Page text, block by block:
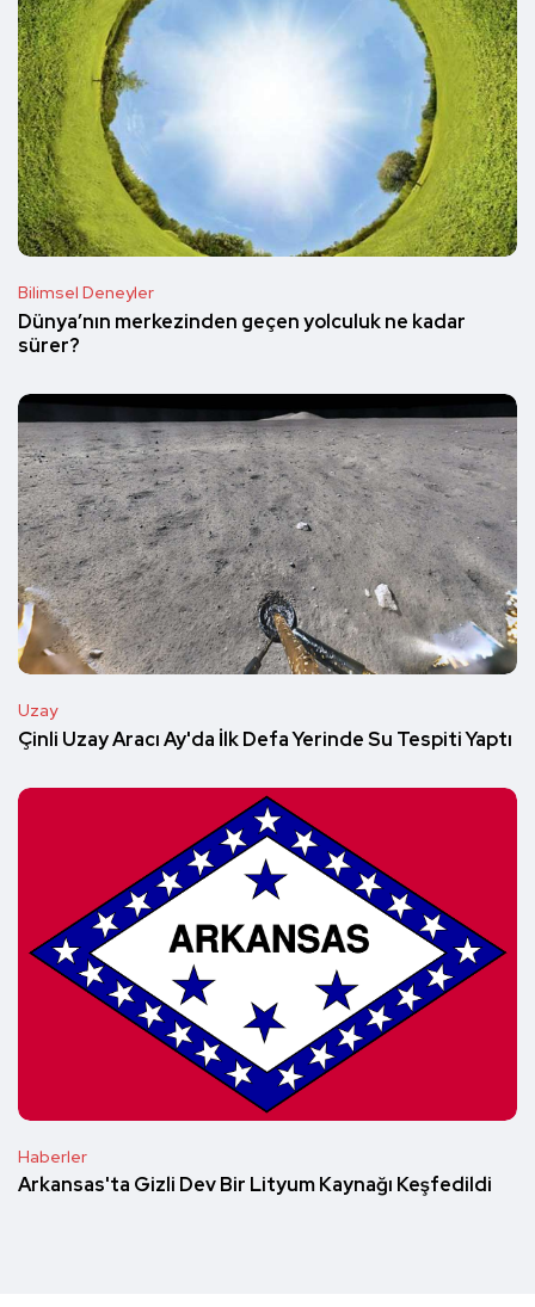
Bilimsel Deneyler
Dünya’nın merkezinden geçen yolculuk ne kadar
sürer?
Uzay
Çinli Uzay Aracı Ay'da İlk Defa Yerinde Su Tespiti Yaptı
Haberler
Arkansas'ta Gizli Dev Bir Lityum Kaynağı Keşfedildi